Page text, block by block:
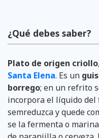
¿Qué debes saber?
Plato de origen criollo
Santa Elena. Es un
borrego; en un refrito
incorpora el líquido del
semreduzca y quede
se la fermenta o